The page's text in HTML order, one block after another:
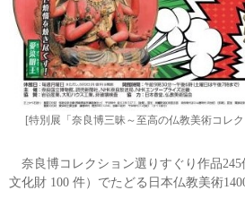
[特別展「奈良博三昧～至高の仏教美術コレ
奈良博コレクション選りすぐり作品245
文化財 100 件）でたどる日本仏教美術